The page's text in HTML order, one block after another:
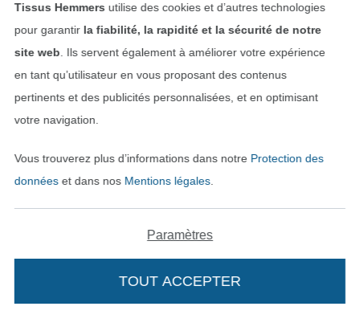
Trouvez plus d’idées
Nederlands
Passer à la boutique
Français
Passer à la
Tissus Hemmers utilise des cookies et d’autres technologies
pour garantir la fiabilité, la rapidité et la sécurité de notre
site web . Ils servent également à améliorer votre expérience
en tant qu’utilisateur en vous proposant des contenus
pertinents et des publicités personnalisées, et en optimisant
votre navigation.
Vous trouverez plus d’informations dans notre Protection des
donnéeset dans nos Mentions légales.
Paramètres
TOUT ACCEPTER